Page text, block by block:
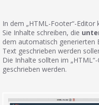
In dem „HTML-Footer“-Editor
Sie Inhalte schreiben, die
dem automatisch generierten
Text geschrieben werden
Die Inhalte sollten im „HTML“-
geschrieben werden.